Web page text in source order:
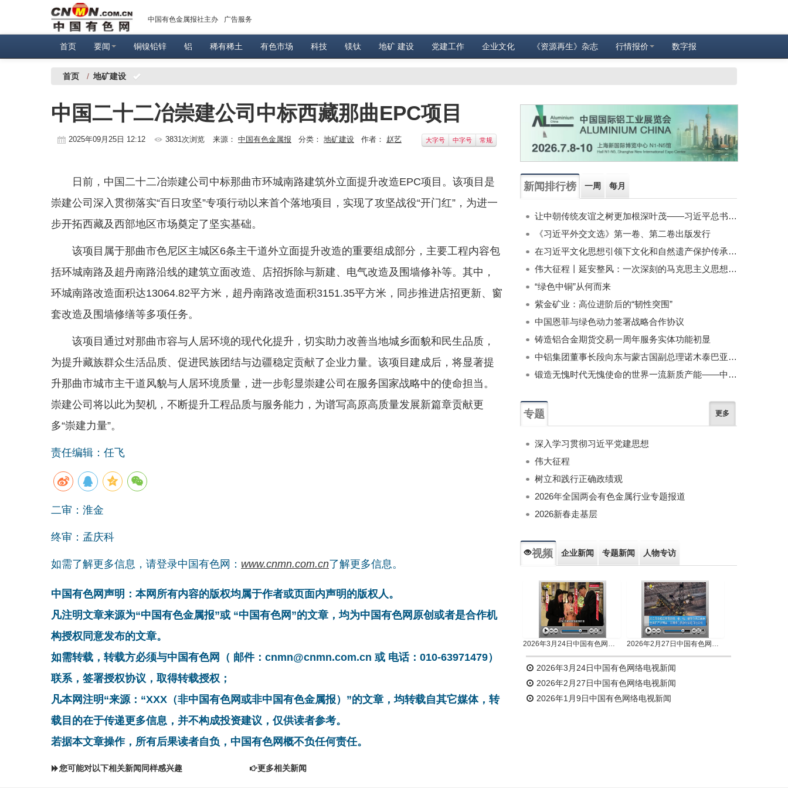
中国有色金属报社主办 广告服务
首页 要闻 铜镍铅锌 铝 稀有稀土 有色市场 科技 镁钛 地矿 建设 党建工作 企业文化 《资源再生》杂志 行情报价 数字报
首页 / 地矿建设
中国二十二冶崇建公司中标西藏那曲EPC项目
2025年09月25日 12:12 3831次浏览 来源： 中国有色金属报 分类： 地矿建设 作者： 赵艺 大字号 中字号 常规
日前，中国二十二冶崇建公司中标那曲市环城南路建筑外立面提升改造EPC项目。该项目是
崇建公司深入贯彻落实“百日攻坚”专项行动以来首个落地项目，实现了攻坚战役“开门红”，为进一
步开拓西藏及西部地区市场奠定了坚实基础。
该项目属于那曲市色尼区主城区6条主干道外立面提升改造的重要组成部分，主要工程内容包
括环城南路及超丹南路沿线的建筑立面改造、店招拆除与新建、电气改造及围墙修补等。其中，
环城南路改造面积达13064.82平方米，超丹南路改造面积3151.35平方米，同步推进店招更新、窗
套改造及围墙修缮等多项任务。
该项目通过对那曲市容与人居环境的现代化提升，切实助力改善当地城乡面貌和民生品质，
为提升藏族群众生活品质、促进民族团结与边疆稳定贡献了企业力量。该项目建成后，将显著提
升那曲市城市主干道风貌与人居环境质量，进一步彰显崇建公司在服务国家战略中的使命担当。
崇建公司将以此为契机，不断提升工程品质与服务能力，为谱写高原高质量发展新篇章贡献更
多“崇建力量”。
责任编辑：任飞
二审：淮金
终审：孟庆科
如需了解更多信息，请登录中国有色网： www.cnmn.com.cn了解更多信息。
中国有色网声明：本网所有内容的版权均属于作者或页面内声明的版权人。
凡注明文章来源为“中国有色金属报”或 “中国有色网”的文章，均为中国有色网原创或者是合作机
构授权同意发布的文章。
如需转载，转载方必须与中国有色网（ 邮件：cnmn@cnmn.com.cn 或 电话：010-63971479）
联系，签署授权协议，取得转载授权；
凡本网注明“来源：“XXX（非中国有色网或非中国有色金属报）”的文章，均转载自其它媒体，转
载目的在于传递更多信息，并不构成投资建议，仅供读者参考。
若据本文章操作，所有后果读者自负，中国有色网概不负任何责任。
您可能对以下相关新闻同样感兴趣 更多相关新闻
新闻排行榜 一周 每月
让中朝传统友谊之树更加根深叶茂——习近平总书记对朝鲜进行国事访问纪实
《习近平外交文选》第一卷、第二卷出版发行
在习近平文化思想引领下文化和自然遗产保护传承利用工作开创新局面
伟大征程丨延安整风：一次深刻的马克思主义思想教育运动
“绿色中铜”从何而来
紫金矿业：高位进阶后的“韧性突围”
中国恩菲与绿色动力签署战略合作协议
铸造铝合金期货交易一周年服务实体功能初显
中铝集团董事长段向东与蒙古国副总理诺木泰巴亚尔举行会谈
锻造无愧时代无愧使命的世界一流新质产能——中国有色金属工业的战略应对与破局之道（二）
专题 更多
深入学习贯彻习近平党建思想
伟大征程
树立和践行正确政绩观
2026年全国两会有色金属行业专题报道
2026新春走基层
视频 企业新闻 专题新闻 人物专访
2026年3月24日中国有色网络电视新闻 2026年2月27日中国有色网络电视新闻
2026年3月24日中国有色网络电视新闻
2026年2月27日中国有色网络电视新闻
2026年1月9日中国有色网络电视新闻